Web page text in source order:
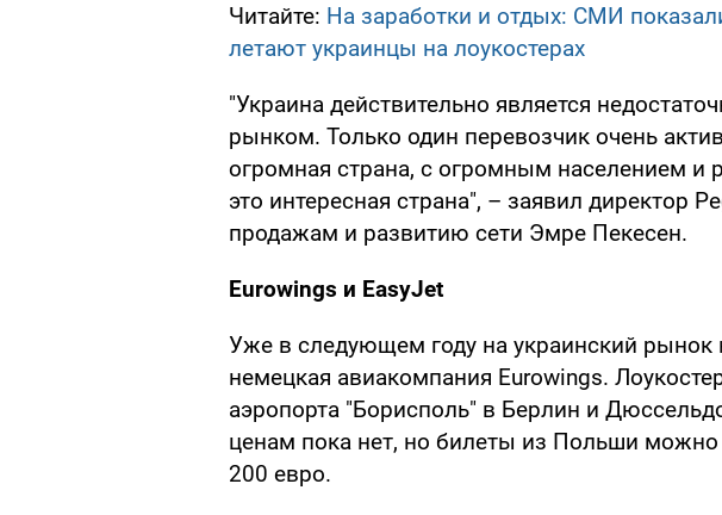
Читайте: На заработки и отдых: СМИ
летают украинцы на лоукостерах
"Украина действительно является
рынком. Только один перевозчик очень
огромная страна, с огромным населением и
это интересная страна", – заявил директор
продажам и развитию сети Эмре Пекесен.
Eurowings и EasyJet
Уже в следующем году на украинский рынок
немецкая авиакомпания Eurowings.
аэропорта "Борисполь" в Берлин и
ценам пока нет, но билеты из Польши можно
200 евро.